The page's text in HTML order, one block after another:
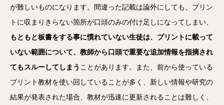
が難しいものになります。間違った記載は論外にしても、プリン
トに収まりきらない箇所が口頭のみの付け足しになってしまい、
もともと板書をする事に慣れていない生徒は、プリントに載って
いない範囲について、教師から口頭で重要な追加情報を指摘され
てもスルーしてしまう ことがあります。また、前から使っている
プリント教材を使い回していることが多く、新しい情報や研究の
結果が発表された場合、教材が迅速に更新されることは難しく、